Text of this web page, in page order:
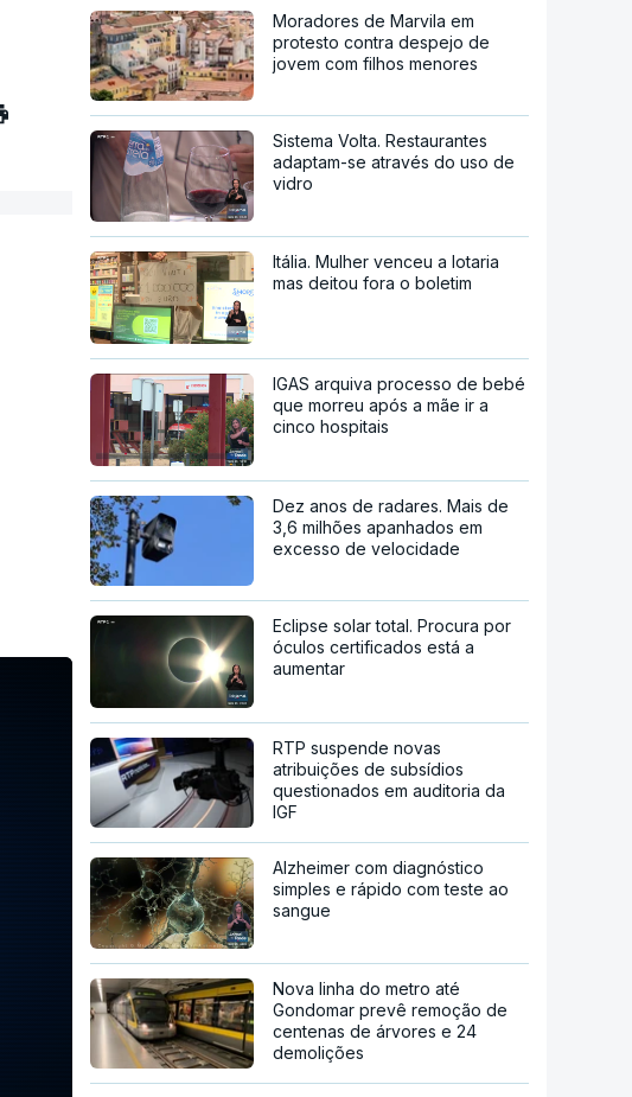
Moradores de Marvila em
protesto contra despejo de
jovem com filhos menores
Sistema Volta. Restaurantes
adaptam-se através do uso de
vidro
Itália. Mulher venceu a lotaria
mas deitou fora o boletim
IGAS arquiva processo de bebé
que morreu após a mãe ir a
cinco hospitais
Dez anos de radares. Mais de
3,6 milhões apanhados em
excesso de velocidade
Eclipse solar total. Procura por
óculos certificados está a
aumentar
RTP suspende novas
atribuições de subsídios
questionados em auditoria da
IGF
Alzheimer com diagnóstico
simples e rápido com teste ao
sangue
Nova linha do metro até
Gondomar prevê remoção de
centenas de árvores e 24
demolições